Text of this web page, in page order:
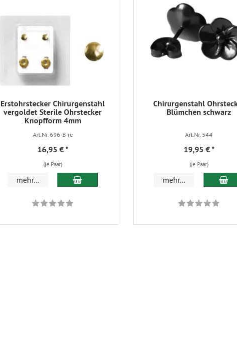
Erstohrstecker Chirurgenstahl
vergoldet Sterile Ohrstecker
Knopfform 4mm
Art.Nr. 696-B-re
16,95 €*
(je Paar)
mehr... In den Warenkorb
Chirurgenstahl
Blümchen schwarz
Art.Nr. 544
19,95 €*
(je Paar)
mehr... In